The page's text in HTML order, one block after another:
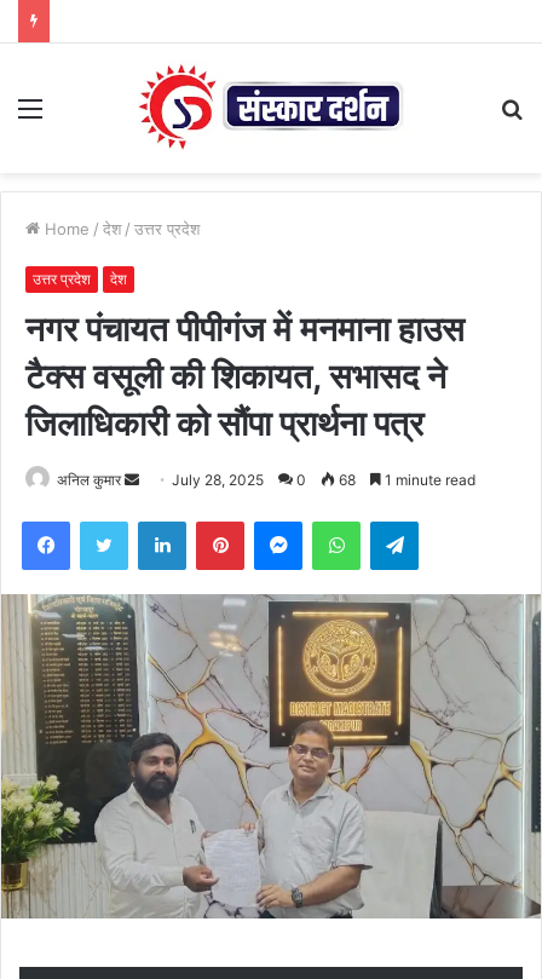
Menu
Home / देश / उत्तर प्रदेश
उत्तर प्रदेश देश
नगर पंचायत पीपीगंज में मनमाना हाउस
टैक्स वसूली की शिकायत, सभासद ने
जिलाधिकारी को सौंपा प्रार्थना पत्र
अनिल कुमार
Send
email
July 28, 2025 0 68 1 minute read
FacebookTwitter LinkedInPinterestMessengerWhatsAppTelegram